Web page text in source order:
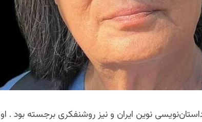
نوین ایران و نیز روشنفکری برجسته بود . او